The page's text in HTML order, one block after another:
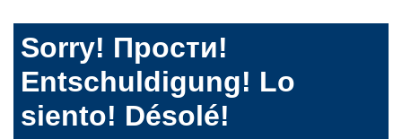
Sorry! Прости!
Entschuldigung! Lo
siento! Désolé!